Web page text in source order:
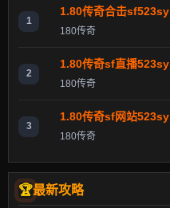
1
1.80传奇合击sf523sy
180传奇
2
1.80传奇sf直播523sy
180传奇
3
1.80传奇sf网站523sy
180传奇
最新攻略